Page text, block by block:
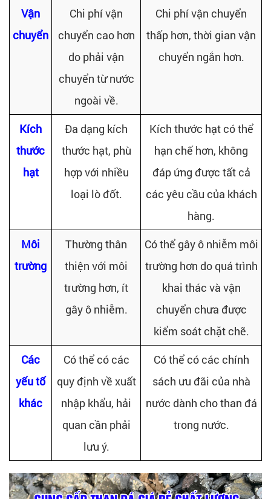
Vận
chuyển
Chi phí vận
chuyển cao hơn
do phải vận
chuyển từ nước
ngoài về.
Chi phí vận chuyển
thấp hơn, thời gian vận
chuyển ngắn hơn.
Kích
thước
hạt
Đa dạng kích
thước hạt, phù
hợp với nhiều
loại lò đốt.
Kích thước hạt có thể
hạn chế hơn, không
đáp ứng được tất cả
các yêu cầu của khách
hàng.
Môi
trường
Thường thân
thiện với môi
trường hơn, ít
gây ô nhiễm.
Có thể gây ô nhiễm môi
trường hơn do quá trình
khai thác và vận
chuyển chưa được
kiểm soát chặt chẽ.
Các
yếu tố
khác
Có thể có các
quy định về xuất
nhập khẩu, hải
quan cần phải
lưu ý.
Có thể có các chính
sách ưu đãi của nhà
nước dành cho than đá
trong nước.